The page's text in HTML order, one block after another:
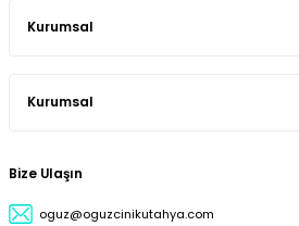
Kurumsal
Kurumsal
Bize Ulaşın
oguz@oguzcinikutahya.com